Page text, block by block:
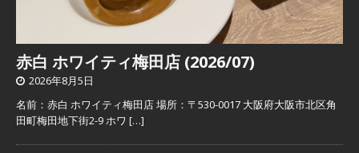
赤白 ホワイティ梅田店 (2026/07)
2026年8月5日
名前：赤白 ホワイティ梅田店 場所：〒530-0017 大阪府大阪市北区角
田町梅田地下街2-9 ホワ […]